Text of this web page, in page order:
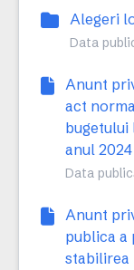
Alegeri
Data
Anunt
act
bugetului
anul 2024
Data
Anunt
publica a
stabilirea